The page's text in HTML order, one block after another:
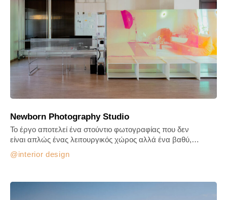
Newborn Photography Studio
interior design
Το έργο αποτελεί ένα στούντιο φωτογραφίας που δεν
είναι απλώς ένας λειτουργικός χώρος αλλά ένα βαθύ,…